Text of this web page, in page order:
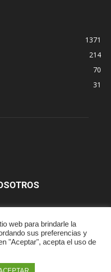
1371
214
70
31
Contacta
web para brindarle la
sus preferencias y
"Aceptar", acepta el uso de